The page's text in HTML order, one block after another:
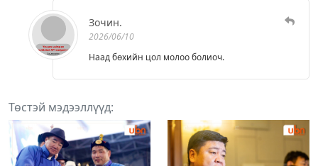
Зочин.
2026/06/10
Наад бөхийн цол молоо болиоч.
Төстэй мэдээллүүд: